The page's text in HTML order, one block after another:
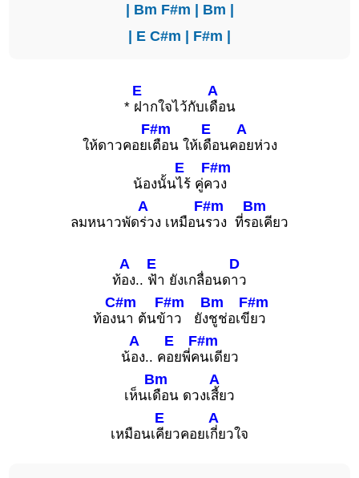
| Bm F#m | Bm |
| E C#m | F#m |
*
E
ฝากใจไว้กับเ
A
ดือน
ให้ดาวคอยเ
F#m
ตือน ให้เ
E
ดือนค
A
อยห่วง
น้องนั้น
E
ไร้ คู่ค
F#m
วง
ลมหนาวพัด
A
ร่วง เหมือน
F#m
รวง ที่ร
Bm
อเคียว
ท้
A
อง..
E
ฟ้า ยังเกลื่อนด
D
าว
ท้อง
C#m
นา ต้นข้
F#m
าว ยัง
Bm
ชูช่อเขี
F#m
ยว
น้
A
อง.. ค
E
อยพี่ค
F#m
นเดียว
เห็นเ
Bm
ดือน ดวงเ
A
สี้ยว
เหมือนเ
E
คียวคอยเ
A
กี่ยวใจ